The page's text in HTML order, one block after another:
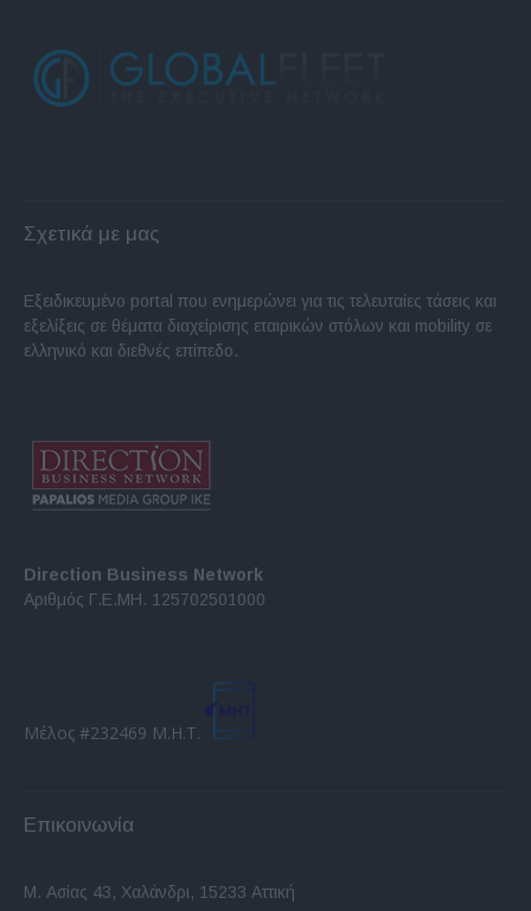
Σχετικά με μας
Εξειδικευμένο portal που ενημερώνει για τις τελευταίες τάσεις και
εξελίξεις σε θέματα διαχείρισης εταιρικών στόλων και mobility σε
ελληνικό και διεθνές επίπεδο.
Direction Business Network
Αριθμός Γ.Ε.ΜΗ. 125702501000
Μέλος #232469 Μ.Η.Τ.
Επικοινωνία
Μ. Ασίας 43, Χαλάνδρι, 15233 Αττική